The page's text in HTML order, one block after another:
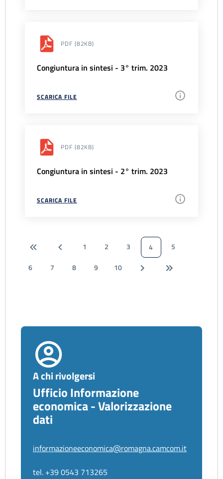
PDF (82KB)
Congiuntura in sintesi - 3° trim. 2023
SCARICA FILE
PDF (82KB)
Congiuntura in sintesi - 2° trim. 2023
SCARICA FILE
1 2 3 4
5
6
7 8 9 10
A chi rivolgersi
Ufficio Informazione
economica - Valorizzazione
dati
informazioneeconomica@romagna.camcom.it
tel. +39 0543 713265